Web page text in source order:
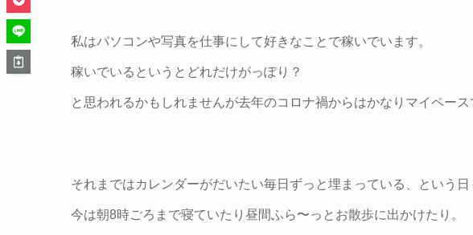
私はパソコンや写真を仕事にして好きなことで稼いでいます。
稼いでいるというとどれだけがっぽり？
と思われるかもしれませんが去年のコロナ禍からはかなりマイペース
それまではカレンダーがだいたい毎日ずっと埋まっている、という日
今は朝8時ごろまで寝ていたり昼間ふら〜っとお散歩に出かけたり。